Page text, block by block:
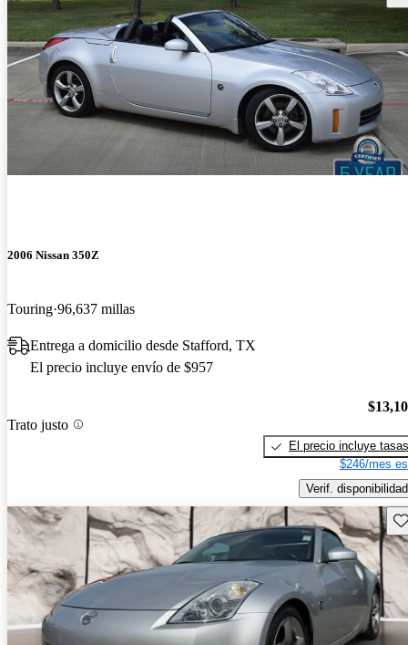
2006 Nissan 350Z
Touring 96,637 millas
Entrega a domicilio desde Stafford, TX
El precio incluye envío de $957
Trato justo
El precio incluye tasas
$246/mes
Verif. disponibilidad